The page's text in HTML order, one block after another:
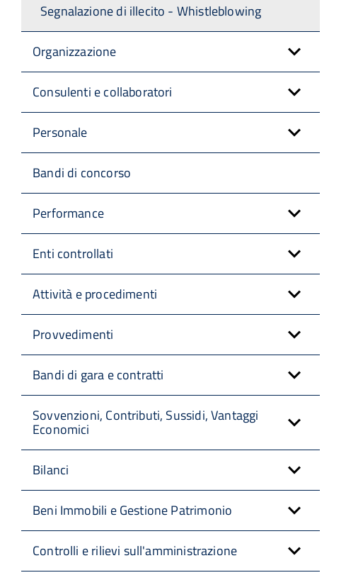
Segnalazione di illecito - Whistleblowing
Organizzazione
Consulenti e collaboratori
Personale
Bandi di concorso
Performance
Enti controllati
Attività e procedimenti
Provvedimenti
Bandi di gara e contratti
Sovvenzioni, Contributi, Sussidi, Vantaggi
Economici
Bilanci
Beni Immobili e Gestione Patrimonio
Controlli e rilievi sull'amministrazione